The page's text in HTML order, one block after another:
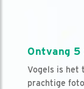
Ontvang
Vogels is het
prachtige